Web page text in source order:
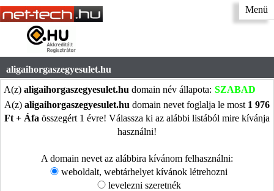
Menü
aligaihorgaszegyesulet.hu
A(z) aligaihorgaszegyesulet.hu domain név állapota: SZABAD
A(z) aligaihorgaszegyesulet.hu domain nevet foglalja le most 1 976
Ft + Áfa összegért 1 évre! Válassza ki az alábbi listából mire kívánja
használni!
A domain nevet az alábbira kívánom felhasználni:
weboldalt, webtárhelyet kívánok létrehozni
levelezni szeretnék